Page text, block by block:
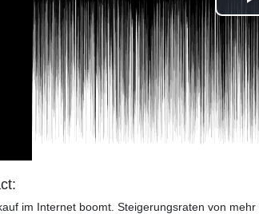
im Internet boomt. Steigerungsraten von